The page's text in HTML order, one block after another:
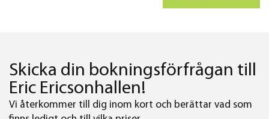
Skicka din bokningsförfrågan till
Eric Ericsonhallen!
Vi återkommer till dig inom kort och berättar vad som